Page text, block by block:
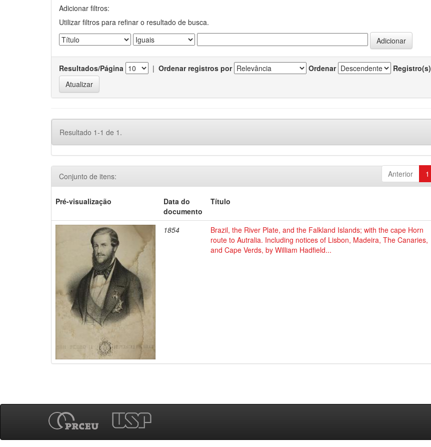
Adicionar filtros:
Utilizar filtros para refinar o resultado de busca.
Resultados/Página | Ordenar registros por Ordenar Registro(s)
Resultado 1-1 de 1.
Anterior 1
Conjunto de itens:
Pré-visualização
Data do
documento
Título
1854
Brazil, the River Plate, and the Falkland Islands; with the cape Horn
route to Autralia. Including notices of Lisbon, Madeira, The Canaries,
and Cape Verds, by William Hadfield...